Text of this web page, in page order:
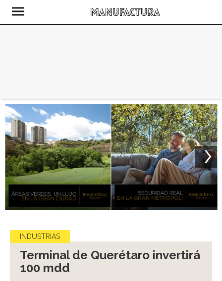
INDUSTRIAS
Terminal de Querétaro invertirá
100 mdd